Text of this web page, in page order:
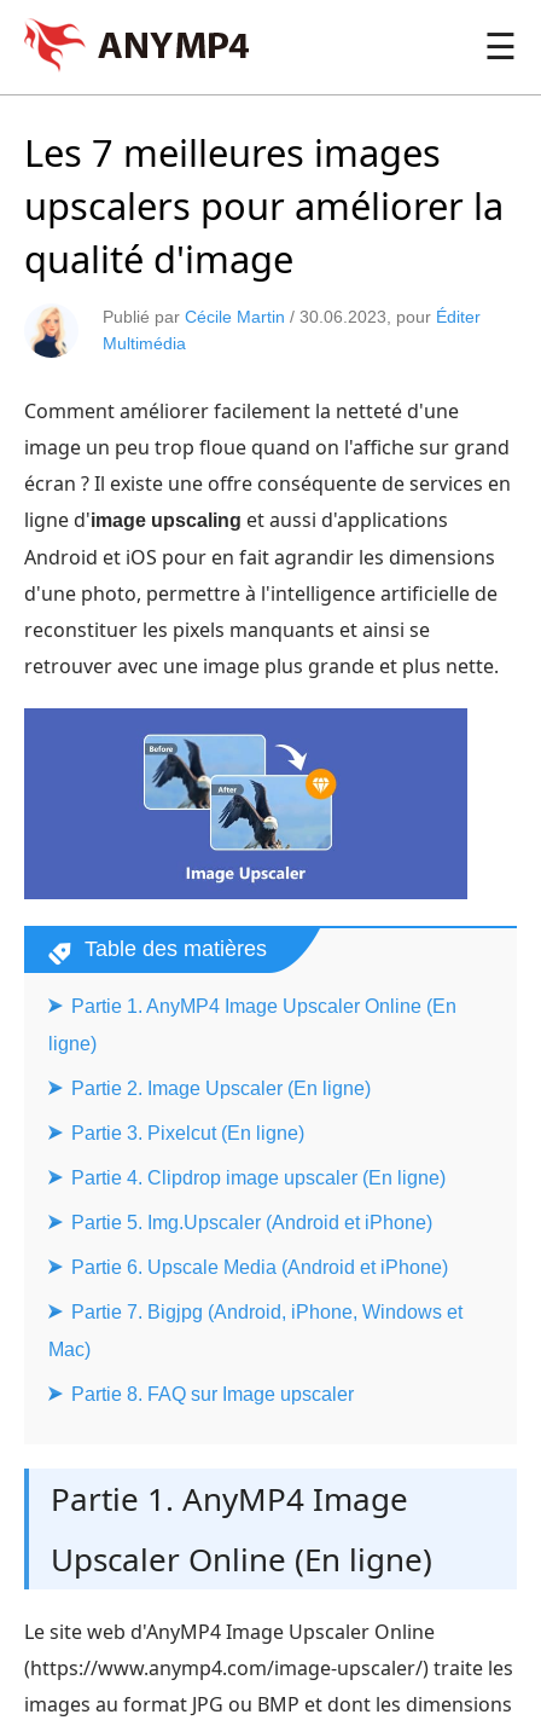
☰
Les 7 meilleures images
upscalers pour améliorer la
qualité d'image
Publié par Cécile Martin / 30.06.2023 , pour Éditer
Multimédia
Comment améliorer facilement la netteté d'une
image un peu trop floue quand on l'affiche sur grand
écran ? Il existe une offre conséquente de services en
ligne d'image upscaling et aussi d'applications
Android et iOS pour en fait agrandir les dimensions
d'une photo, permettre à l'intelligence artificielle de
reconstituer les pixels manquants et ainsi se
retrouver avec une image plus grande et plus nette.
Table des matières
Partie 1. AnyMP4 Image Upscaler Online (En
ligne)
Partie 2. Image Upscaler (En ligne)
Partie 3. Pixelcut (En ligne)
Partie 4. Clipdrop image upscaler (En ligne)
Partie 5. Img.Upscaler (Android et iPhone)
Partie 6. Upscale Media (Android et iPhone)
Partie 7. Bigjpg (Android, iPhone, Windows et
Mac)
Partie 8. FAQ sur Image upscaler
Partie 1. AnyMP4 Image
Upscaler Online (En ligne)
Le site web d'AnyMP4 Image Upscaler Online
(https://www.anymp4.com/image-upscaler/) traite les
images au format JPG ou BMP et dont les dimensions